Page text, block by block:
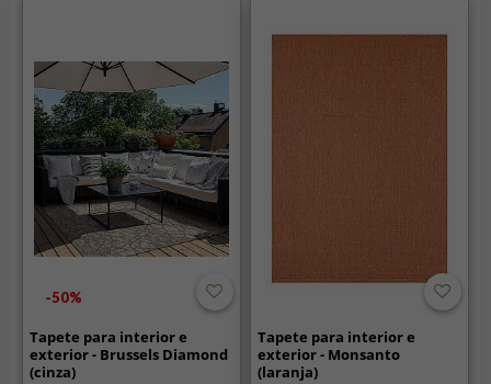
-50%
Tapete para interior e
exterior - Brussels Diamond
(cinza)
Tapete para interior e
exterior - Monsanto
(laranja)